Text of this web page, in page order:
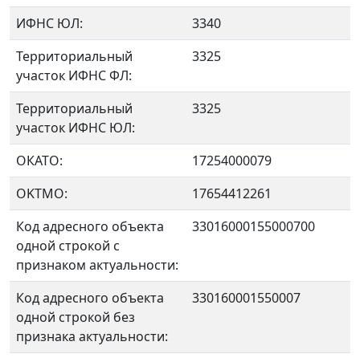
ИФНС ЮЛ:
3340
Территориальный
участок ИФНС ФЛ:
3325
Территориальный
участок ИФНС ЮЛ:
3325
ОКАТО:
17254000079
OKTMO:
17654412261
Код адресного объекта
одной строкой с
признаком актуальности:
33016000155000700
Код адресного объекта
одной строкой без
признака актуальности:
330160001550007